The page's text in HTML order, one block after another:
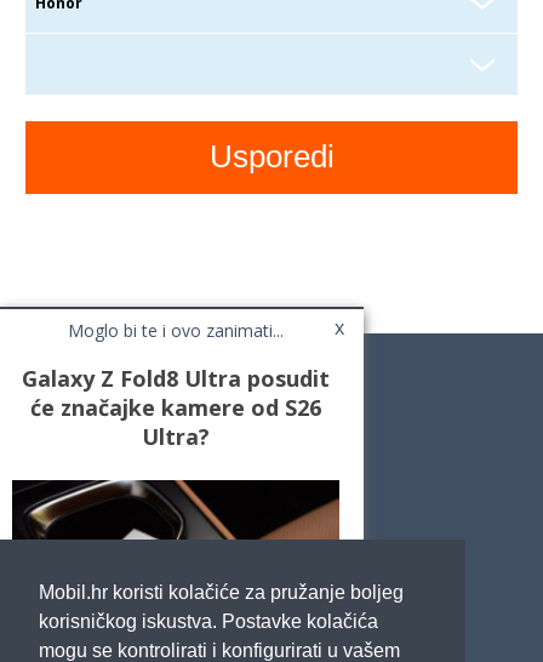
Mobil.hr koristi kolačiće za pružanje boljeg
korisničkog iskustva. Postavke kolačića
mogu se kontrolirati i konfigurirati u vašem
Moglo bi te i ovo zanimati... x
Galaxy Z Fold8 Ultra posudit
će značajke kamere od S26
Ultra?
Top Liste
Cafe Mobil
Usporedi mobitele
Impressum
Marketing
Pravne odredbe